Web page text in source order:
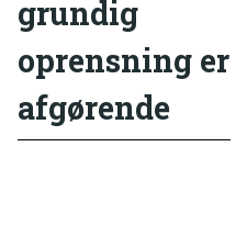
grundig
oprensning er
afgørende